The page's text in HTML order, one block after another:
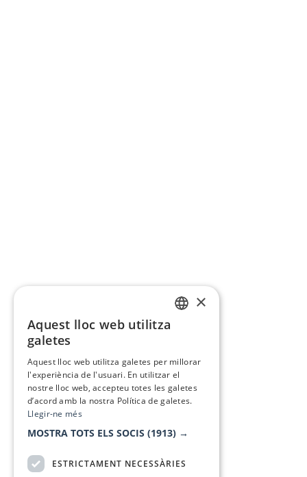
×
Aquest lloc web utilitza
galetes
Aquest lloc web utilitza galetes per millorar
l'experiència de l'usuari. En utilitzar el
nostre lloc web, accepteu totes les galetes
d’acord amb la nostra Política de galetes.
Llegir-ne més
MOSTRA TOTS ELS SOCIS (1913) →
ESTRICTAMENT NECESSÀRIES